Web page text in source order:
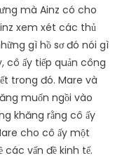
mà Ainz có cho
xem xét các thủ
gì hồ sơ đó nói gì
cô ấy tiếp quản công
trong đó. Mare và
muốn ngồi vào
khăng rằng cô ấy
cho cô ấy một
các vấn đề kinh tế.